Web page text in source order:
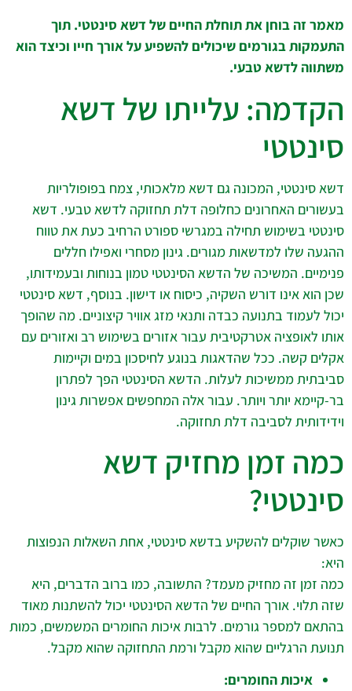
מאמר זה בוחן את תוחלת החיים של דשא סינטטי. תוך
התעמקות בגורמים שיכולים להשפיע על אורך חייו וכיצד הוא
משתווה לדשא טבעי.
הקדמה: עלייתו של דשא
סינטטי
דשא סינטטי, המכונה גם דשא מלאכותי, צמח בפופולריות
בעשורים האחרונים כחלופה דלת תחזוקה לדשא טבעי. דשא
סינטטי בשימוש תחילה במגרשי ספורט הרחיב כעת את טווח
ההגעה שלו למדשאות מגורים. גינון מסחרי ואפילו חללים
פנימיים. המשיכה של הדשא הסינטטי טמון בנוחות ובעמידותו,
שכן הוא אינו דורש השקיה, כיסוח או דישון. בנוסף, דשא סינטטי
יכול לעמוד בתנועה כבדה ותנאי מזג אוויר קיצוניים. מה שהופך
אותו לאופציה אטרקטיבית עבור אזורים בשימוש רב ואזורים עם
אקלים קשה. ככל שהדאגות בנוגע לחיסכון במים וקיימות
סביבתית ממשיכות לעלות. הדשא הסינטטי הפך לפתרון
בר-קיימא יותר ויותר. עבור אלה המחפשים אפשרות גינון
וידידותית לסביבה דלת תחזוקה.
כמה זמן מחזיק דשא
סינטטי?
כאשר שוקלים להשקיע בדשא סינטטי, אחת השאלות הנפוצות
היא:
כמה זמן זה מחזיק מעמד? התשובה, כמו ברוב הדברים, היא
שזה תלוי. אורך החיים של הדשא הסינטטי יכול להשתנות מאוד
בהתאם למספר גורמים. לרבות איכות החומרים המשמשים, כמות
תנועת הרגליים שהוא מקבל ורמת התחזוקה שהוא מקבל.
איכות החומרים: